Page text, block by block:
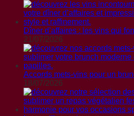
Dîner d’affaires : les vins qui
21/07/2026
Accords mets-vins pour un
18/07/2026